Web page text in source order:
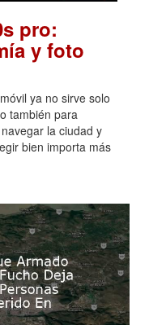
pro:
y foto
ya no sirve solo
también para
la ciudad y
bien importa más